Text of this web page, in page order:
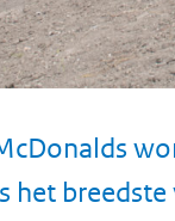
het